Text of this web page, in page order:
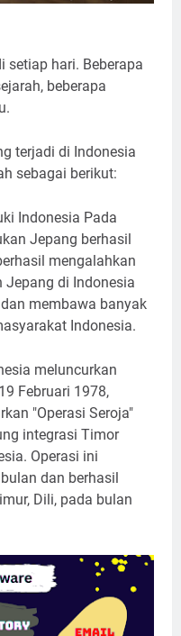
setiap hari. Beberapa
beberapa
terjadi di Indonesia
sebagai berikut:
Indonesia Pada
Jepang berhasil
mengalahkan
Jepang di Indonesia
membawa banyak
Indonesia.
meluncurkan
Februari 1978,
"Operasi Seroja"
integrasi Timor
Operasi ini
dan berhasil
Dili, pada bulan